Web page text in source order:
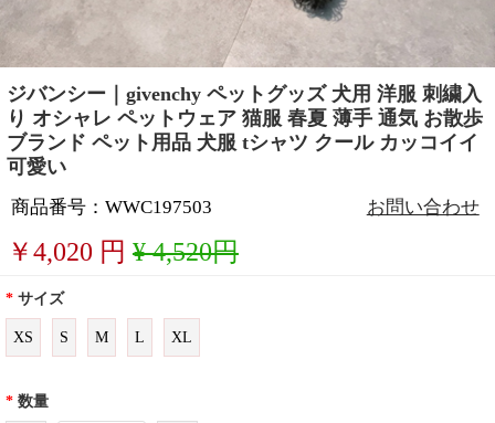
ジバンシー｜givenchy ペットグッズ 犬用 洋服 刺繍入
り オシャレ ペットウェア 猫服 春夏 薄手 通気 お散歩
ブランド ペット用品 犬服 tシャツ クール カッコイイ
可愛い
商品番号：WWC197503 お問い合わせ
￥4,020 円 ¥ 4,520円
* サイズ
XS S M L XL
* 数量